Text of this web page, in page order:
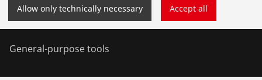
Air conditioning & refrigeration
General-purpose tools
Allow only technically necessary Accept all